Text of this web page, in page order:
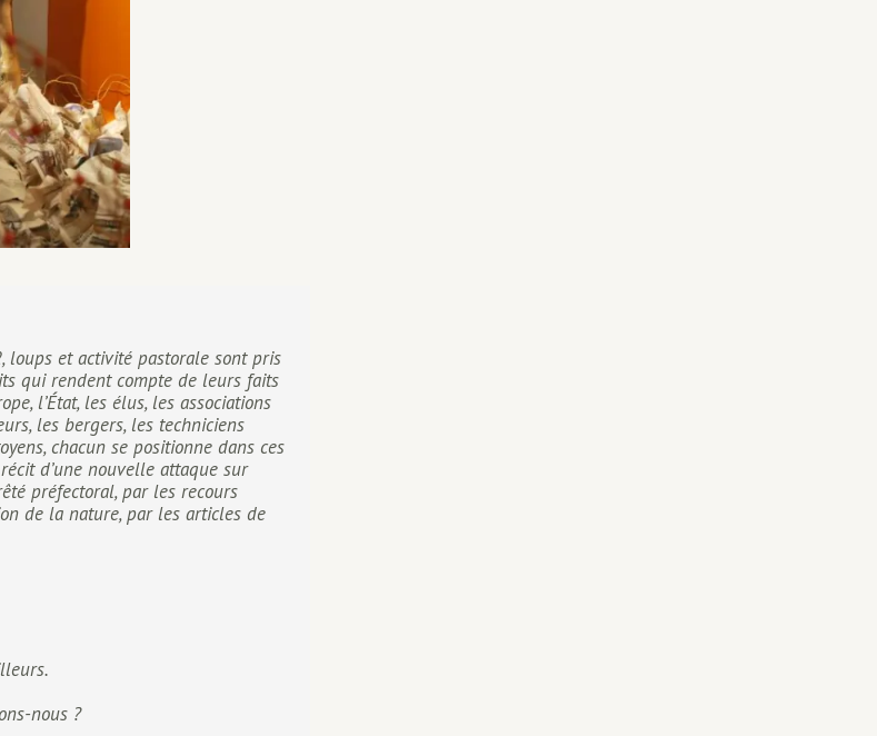
loups et activité pastorale sont pris
qui rendent compte de leurs faits
l’État, les élus, les associations
les bergers, les techniciens
chacun se positionne dans ces
d’une nouvelle attaque sur
préfectoral, par les recours
de la nature, par les articles de
nous ?